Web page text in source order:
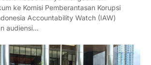
ke Komisi Pemberantasan Korupsi
Accountability Watch (IAW)
audiensi…